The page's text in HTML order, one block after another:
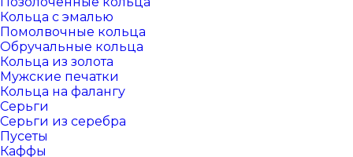
Кольца с эмалью
Помолвочные кольца
Обручальные кольца
Кольца из золота
Мужские печатки
Кольца на фалангу
Серьги
Серьги из серебра
Пусеты
Каффы